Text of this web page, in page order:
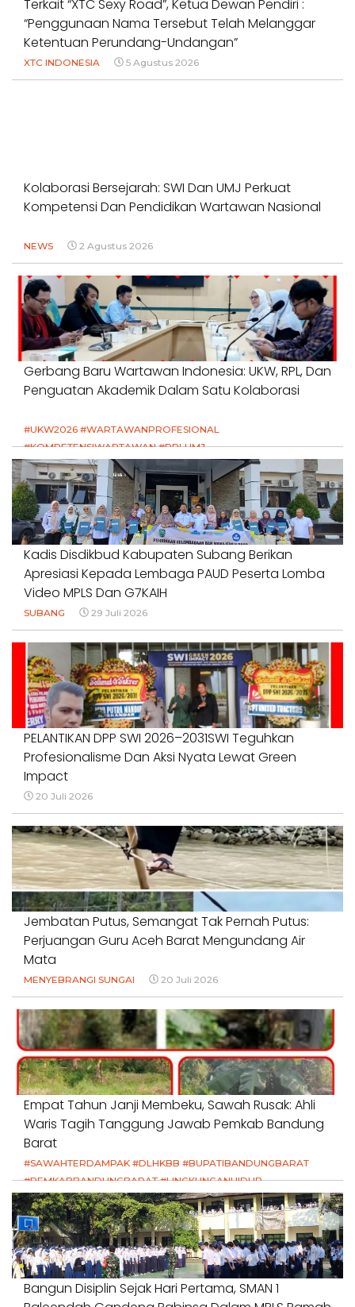
Terkait “XTC Sexy Road”, Ketua Dewan Pendiri :
“Penggunaan Nama Tersebut Telah Melanggar
Ketentuan Perundang-Undangan”
XTC INDONESIA 5 Agustus 2026
Kolaborasi Bersejarah: SWI Dan UMJ Perkuat
Kompetensi Dan Pendidikan Wartawan Nasional
NEWS 2 Agustus 2026
Gerbang Baru Wartawan Indonesia: UKW, RPL, Dan
Penguatan Akademik Dalam Satu Kolaborasi
#UKW2026 #WARTAWANPROFESIONAL
#KOMPETENSIWARTAWAN #RPLUMJ
#PENDIDIKANWARTAWAN #SWINASIONAL #SWIJABAR
1 Agustus 2026
Kadis Disdikbud Kabupaten Subang Berikan
Apresiasi Kepada Lembaga PAUD Peserta Lomba
Video MPLS Dan G7KAIH
SUBANG 29 Juli 2026
PELANTIKAN DPP SWI 2026–2031SWI Teguhkan
Profesionalisme Dan Aksi Nyata Lewat Green
Impact
20 Juli 2026
Jembatan Putus, Semangat Tak Pernah Putus:
Perjuangan Guru Aceh Barat Mengundang Air
Mata
MENYEBRANGI SUNGAI 20 Juli 2026
Empat Tahun Janji Membeku, Sawah Rusak: Ahli
Waris Tagih Tanggung Jawab Pemkab Bandung
Barat
#SAWAHTERDAMPAK #DLHKBB #BUPATIBANDUNGBARAT
#PEMKABBANDUNGBARAT #LINGKUNGANHIDUP
#HAKPETANI #KEADILANUNTUKPETANI
#NORMALISASISALURAN #IRIGASIRUSAK
#DUGAANPENCEMARAN #AKUNTABILITASPEMERINTAH
18 Juli 2026
Bangun Disiplin Sejak Hari Pertama, SMAN 1